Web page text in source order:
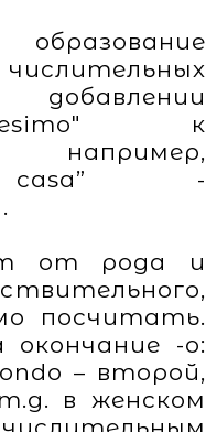
esimo" к
например,
casa” -
от рода и
посчитать.
окончание -o:
– второй,
в женском